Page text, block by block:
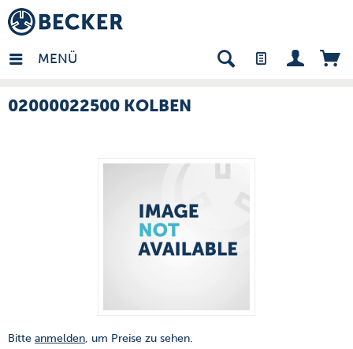
MENÜ
- DE
02000022500 KOLBEN
Bitte anmelden, um Preise zu sehen.